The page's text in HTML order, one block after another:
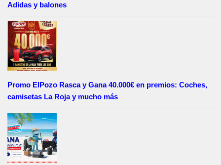
Adidas y balones
Promo ElPozo Rasca y Gana 40.000€ en premios: Coches,
camisetas La Roja y mucho más